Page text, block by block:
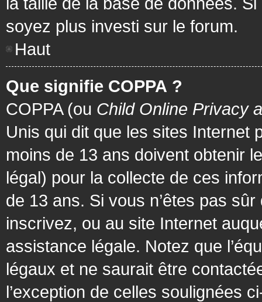
soyez plus investi sur le forum.
Haut
Que signifie COPPA ?
COPPA (ou Child Online Privacy
Unis qui dit que les sites Internet
moins de 13 ans doivent obtenir
légal) pour la collecte de ces
de 13 ans. Si vous n’êtes pas
inscrivez, ou au site Internet
assistance légale. Notez que
légaux et ne saurait être
l’exception de celles soulignées